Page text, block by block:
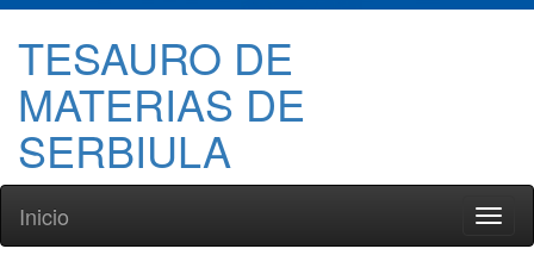
TESAURO DE
MATERIAS DE
SERBIULA
Inicio